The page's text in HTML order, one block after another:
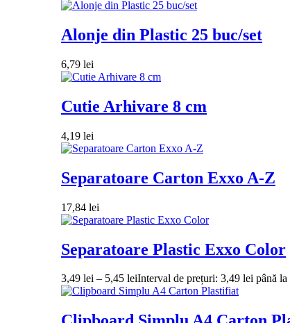
Alonje din Plastic 25 buc/set
6,79 lei
Cutie Arhivare 8 cm
4,19 lei
Separatoare Carton Exxo A-Z
17,84 lei
Separatoare Plastic Exxo Color
3,49 lei – 5,45 leiInterval de prețuri: 3,49 lei până